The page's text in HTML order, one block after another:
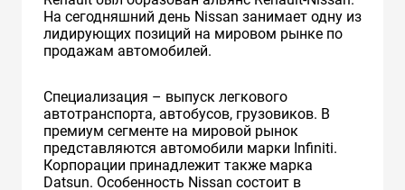
На сегодняшний день Nissan занимает одну из
лидирующих позиций на мировом рынке по
продажам автомобилей.
Специализация – выпуск легкового
автотранспорта, автобусов, грузовиков. В
премиум сегменте на мировой рынок
представляются автомобили марки Infiniti.
Корпорации принадлежит также марка
Datsun. Особенность Nissan состоит в